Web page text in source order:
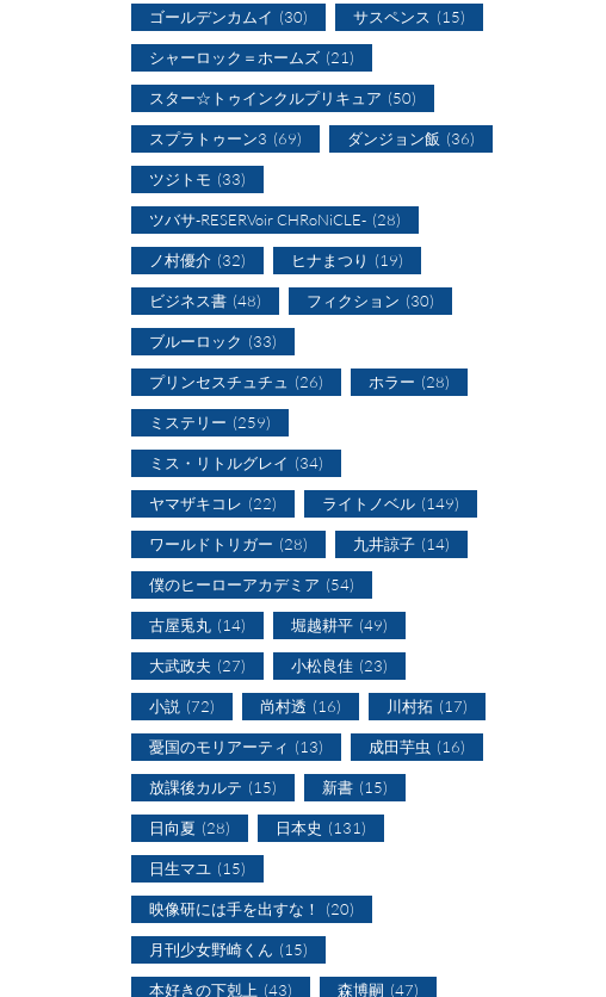
ゴールデンカムイ (30) サスペンス (15)
シャーロック＝ホームズ (21)
スター☆トゥインクルプリキュア (50)
スプラトゥーン3 (69) ダンジョン飯 (36)
ツジトモ (33)
ツバサ-RESERVoir CHRoNiCLE- (28)
ノ村優介 (32) ヒナまつり (19)
ビジネス書 (48) フィクション (30)
ブルーロック (33)
プリンセスチュチュ (26) ホラー (28)
ミステリー (259)
ミス・リトルグレイ (34)
ヤマザキコレ (22) ライトノベル (149)
ワールドトリガー (28) 九井諒子 (14)
僕のヒーローアカデミア (54)
古屋兎丸 (14) 堀越耕平 (49)
大武政夫 (27) 小松良佳 (23)
小説 (72) 尚村透 (16) 川村拓 (17)
憂国のモリアーティ (13) 成田芋虫 (16)
放課後カルテ (15) 新書 (15)
日向夏 (28) 日本史 (131)
日生マユ (15)
映像研には手を出すな！ (20)
月刊少女野崎くん (15)
本好きの下剋上 (43) 森博嗣 (47)